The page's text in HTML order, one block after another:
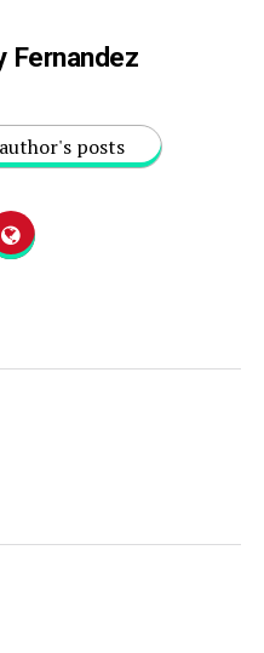
Fernandez
posts